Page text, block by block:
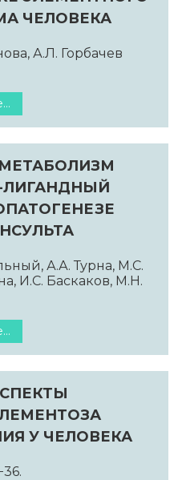
ЧЕЛОВЕКА
А.Л. Горбачев
ЛИГАНДНЫЙ
А.А. Турна, М.С.
И.С. Баскаков, М.Н.
У ЧЕЛОВЕКА